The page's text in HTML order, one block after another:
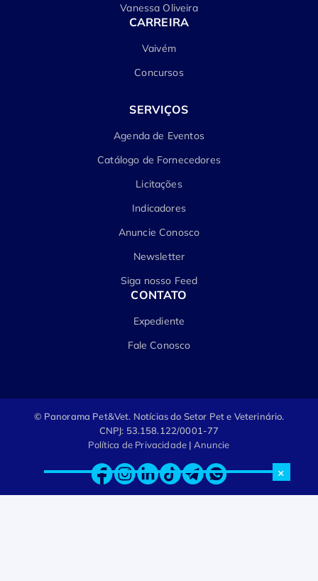
×
Vanessa Oliveira
CARREIRA
Vaivém
Concursos
SERVIÇOS
Agenda de Eventos
Catálogo de Fornecedores
Licitações
Indicadores
Anuncie Conosco
Newsletter
Siga nosso Feed
CONTATO
Expediente
Fale Conosco
© Panorama Pet&Vet. Notícias do Setor Pet e Veterinário.
CNPJ: 53.158.122/0001-77
Política de Privacidade | Anuncie